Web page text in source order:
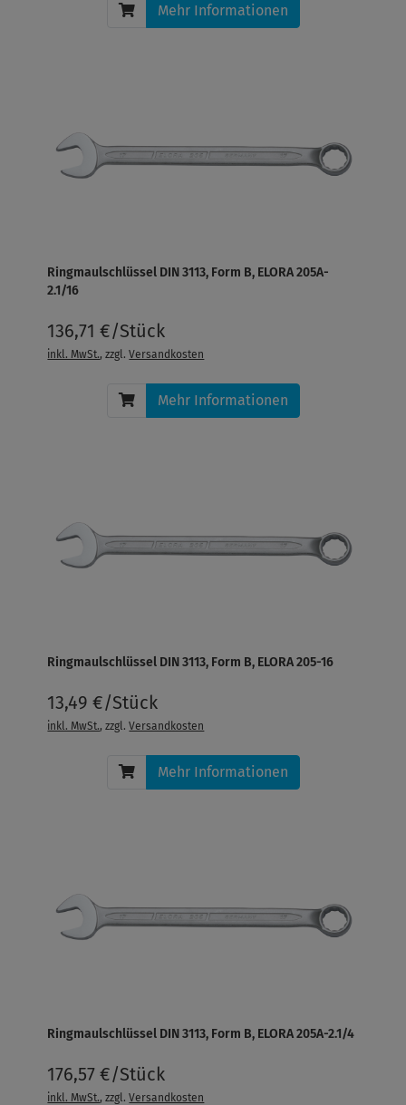
Mehr Informationen
Ringmaulschlüssel DIN 3113, Form B, ELORA 205A-
2.1/16
136,71 €/Stück
inkl. MwSt., zzgl.Versandkosten
Mehr Informationen
Ringmaulschlüssel DIN 3113, Form B, ELORA 205-16
13,49 €/Stück
inkl. MwSt., zzgl.Versandkosten
Mehr Informationen
Ringmaulschlüssel DIN 3113, Form B, ELORA 205A-2.1/4
176,57 €/Stück
inkl. MwSt., zzgl.Versandkosten